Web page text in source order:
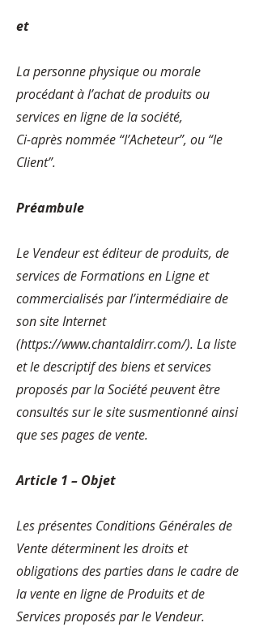
et
La personne physique ou morale
procédant à l’achat de produits ou
services en ligne de la société,
Ci-après nommée “l’Acheteur”, ou “le
Client”.
Préambule
Le Vendeur est éditeur de produits, de
services de Formations en Ligne et
commercialisés par l’intermédiaire de
son site Internet
(https://www.chantaldirr.com/). La liste
et le descriptif des biens et services
proposés par la Société peuvent être
consultés sur le site susmentionné ainsi
que ses pages de vente.
Article 1 – Objet
Les présentes Conditions Générales de
Vente déterminent les droits et
obligations des parties dans le cadre de
la vente en ligne de Produits et de
Services proposés par le Vendeur.